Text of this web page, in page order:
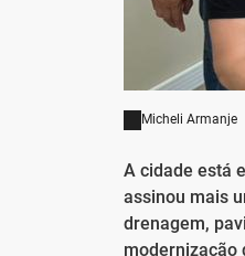
Micheli Armanje
A cidade está
assinou mais
drenagem,
modernização